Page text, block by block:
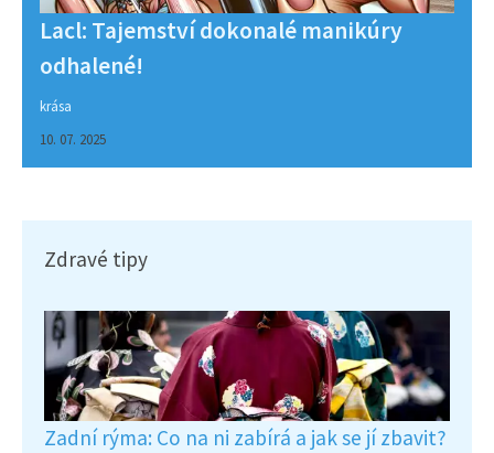
Lacl: Tajemství dokonalé manikúry
odhalené!
krása
10. 07. 2025
Zdravé tipy
Zadní rýma: Co na ni zabírá a jak se jí zbavit?